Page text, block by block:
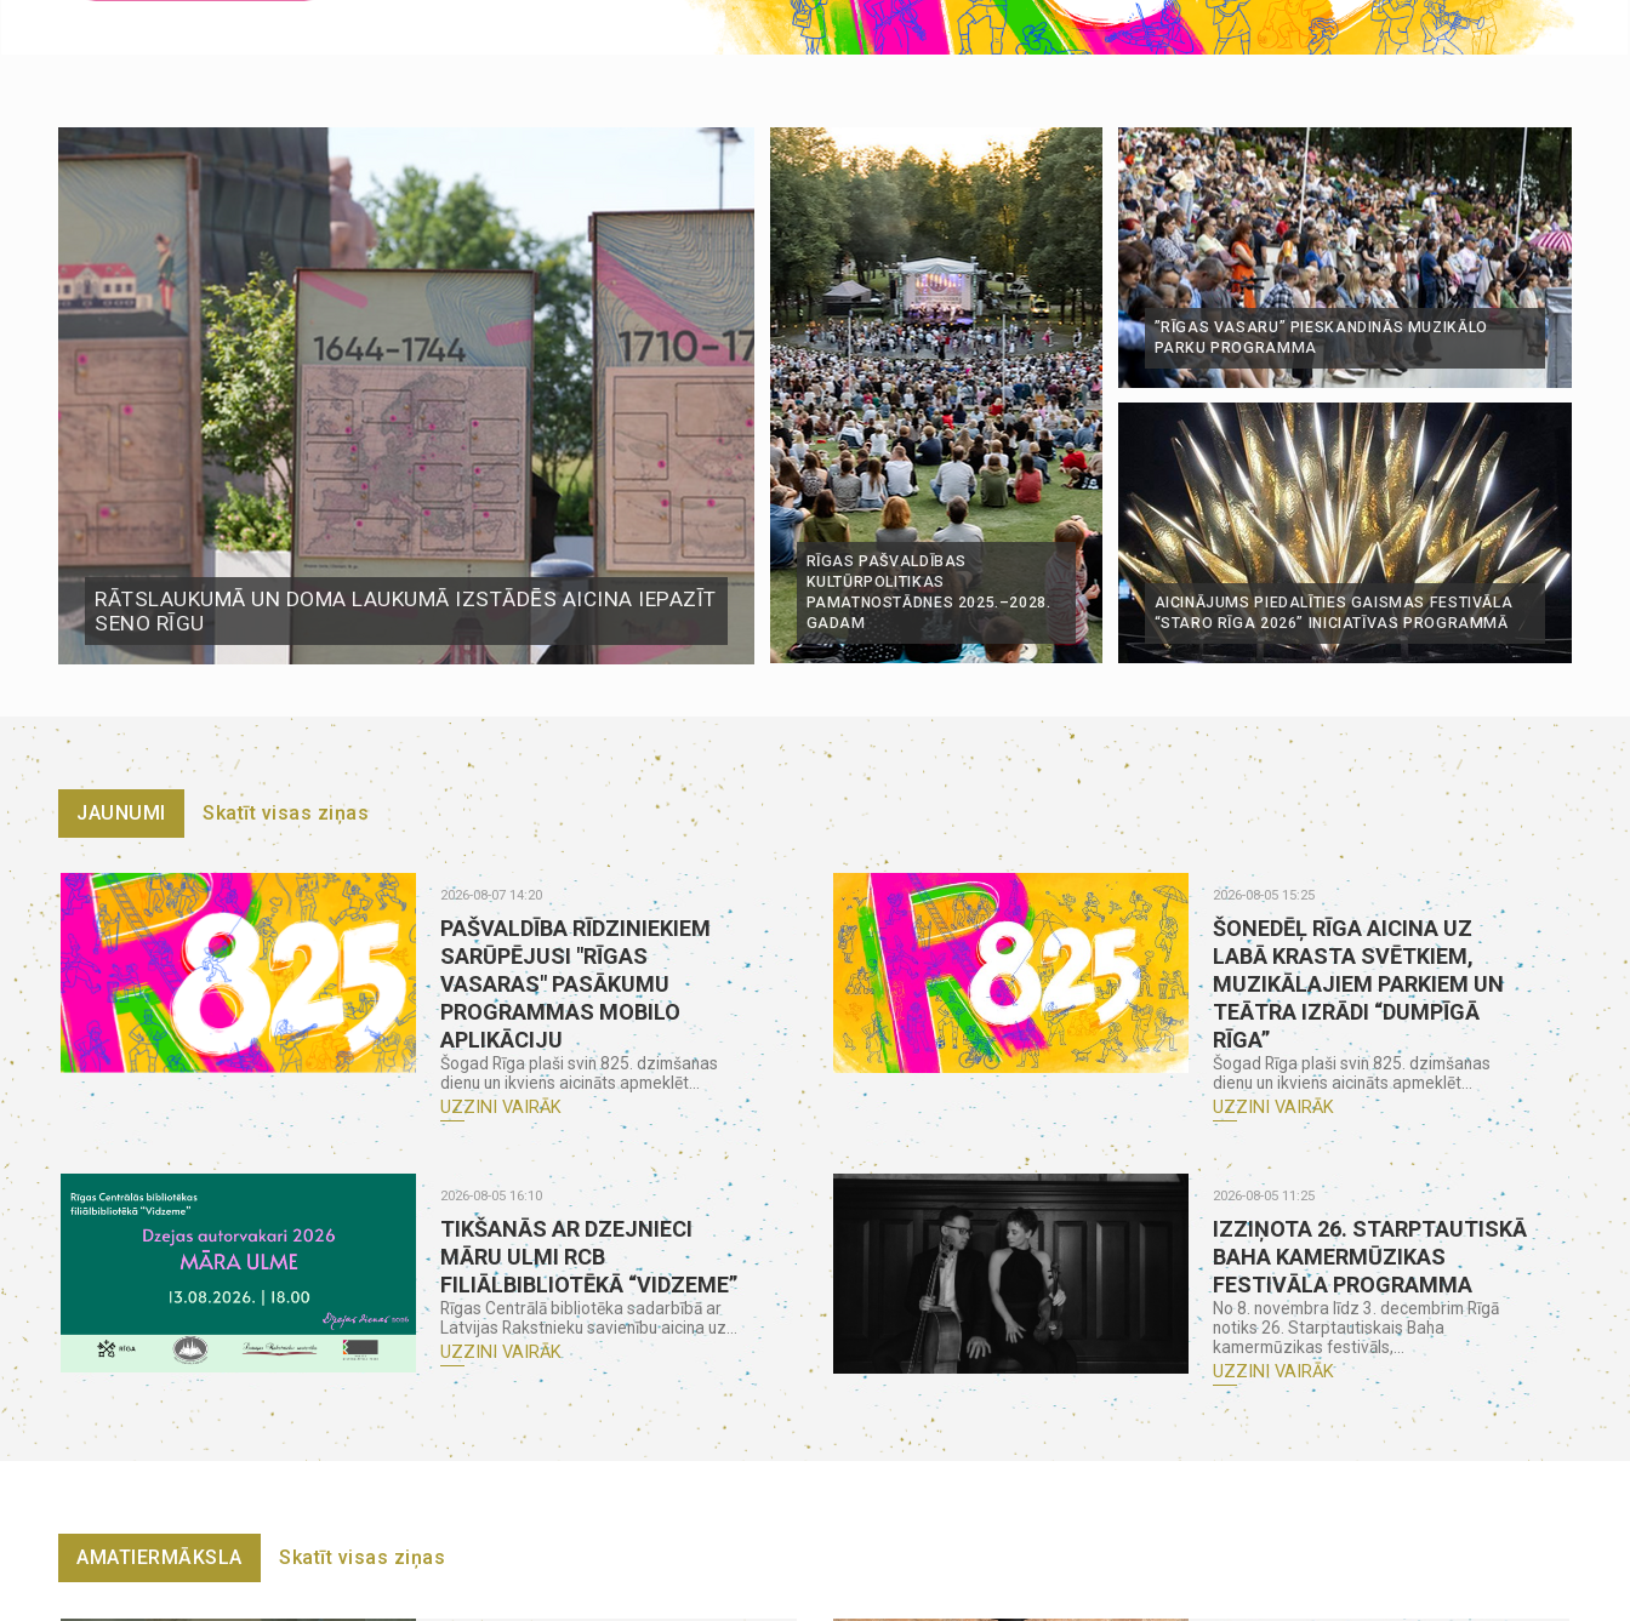
RĀTSLAUKUMĀ UN DOMA LAUKUMĀ IZSTĀDĒS AICINA IEPAZĪT
SENO RĪGU
RĪGAS PAŠVALDĪBAS
KULTŪRPOLITIKAS
PAMATNOSTĀDNES 2025.–2028.
GADAM
”RĪGAS VASARU” PIESKANDINĀS MUZIKĀLO
PARKU PROGRAMMA
AICINĀJUMS PIEDALĪTIES GAISMAS FESTIVĀLA
“STARO RĪGA 2026” INICIATĪVAS PROGRAMMĀ
JAUNUMI Skatīt visas ziņas
2026-08-07 14:20
PAŠVALDĪBA RĪDZINIEKIEM
SARŪPĒJUSI "RĪGAS
VASARAS" PASĀKUMU
PROGRAMMAS MOBILO
APLIKĀCIJU
Šogad Rīga plaši svin 825. dzimšanas
dienu un ikviens aicināts apmeklēt...
UZZINI VAIRĀK
2026-08-05 16:10
TIKŠANĀS AR DZEJNIECI
MĀRU ULMI RCB
FILIĀLBIBLIOTĒKĀ “VIDZEME”
Rīgas Centrālā bibliotēka sadarbībā ar
Latvijas Rakstnieku savienību aicina uz...
UZZINI VAIRĀK
2026-08-05 15:25
ŠONEDĒĻ RĪGA AICINA UZ
LABĀ KRASTA SVĒTKIEM,
MUZIKĀLAJIEM PARKIEM UN
TEĀTRA IZRĀDI “DUMPĪGĀ
RĪGA”
Šogad Rīga plaši svin 825. dzimšanas
dienu un ikviens aicināts apmeklēt...
UZZINI VAIRĀK
2026-08-05 11:25
IZZIŅOTA 26. STARPTAUTISKĀ
BAHA KAMERMŪZIKAS
FESTIVĀLA PROGRAMMA
No 8. novembra līdz 3. decembrim Rīgā
notiks 26. Starptautiskais Baha
kamermūzikas festivāls,...
UZZINI VAIRĀK
AMATIERMĀKSLA Skatīt visas ziņas